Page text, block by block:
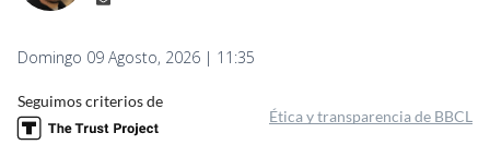
Domingo 09 Agosto, 2026 | 11:35
Seguimos criterios de
Ética y transparencia de BBCL